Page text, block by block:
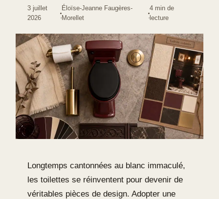
3 juillet
2026
·
Éloïse-Jeanne Faugères-
Morellet
·
4 min de
lecture
Longtemps cantonnées au blanc immaculé,
les toilettes se réinventent pour devenir de
véritables pièces de design. Adopter une